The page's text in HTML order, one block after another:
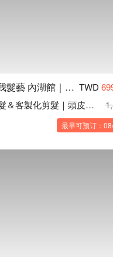
EGO Hair 自我髮藝 內湖館｜藝人網紅名店 TWD
義大利有機洗髮＆客製化剪髮｜頭皮保養面膜
最早可预订：